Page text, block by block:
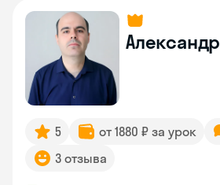
Александр
5 от 1880 ₽ за урок
3 отзыва